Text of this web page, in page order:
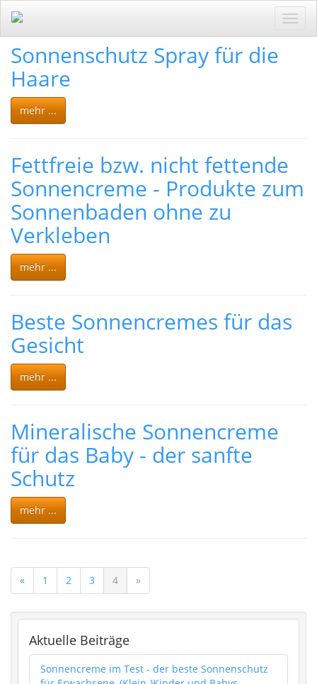
Sonnenschutz Spray für die
Haare
mehr ...
Fettfreie bzw. nicht fettende
Sonnencreme - Produkte zum
Sonnenbaden ohne zu
Verkleben
mehr ...
Beste Sonnencremes für das
Gesicht
mehr ...
Mineralische Sonnencreme
für das Baby - der sanfte
Schutz
mehr ...
« 1 2 3 4 »
Aktuelle Beiträge
Sonnencreme im Test - der beste Sonnenschutz